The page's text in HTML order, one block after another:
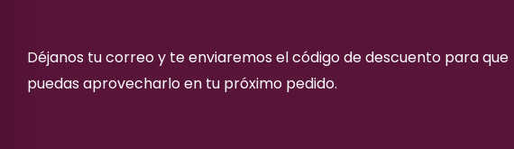
Déjanos tu correo y te enviaremos el código de descuento para que
puedas aprovecharlo en tu próximo pedido.